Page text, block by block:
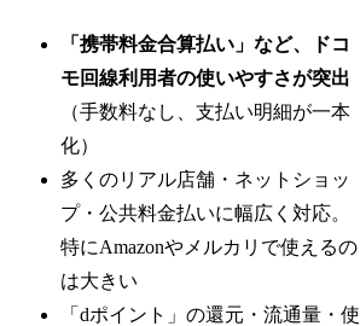
「携帯料金合算払い」など、ドコ
モ回線利用者の使いやすさが突出
（手数料なし、支払い明細が一本
化）
多くのリアル店舗・ネットショッ
プ・公共料金払いに幅広く対応。
特にAmazonやメルカリで使えるの
は大きい
「dポイント」の還元・流通量・使